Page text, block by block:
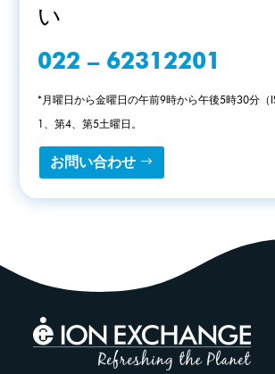
い
022 – 62312201
*月曜日から金曜日の午前9時から午後5時30分（
1、第4、第5土曜日。
お問い合わせ